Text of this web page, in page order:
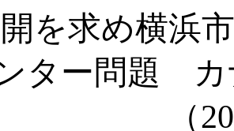
を求め横浜
ター問題 カ
（